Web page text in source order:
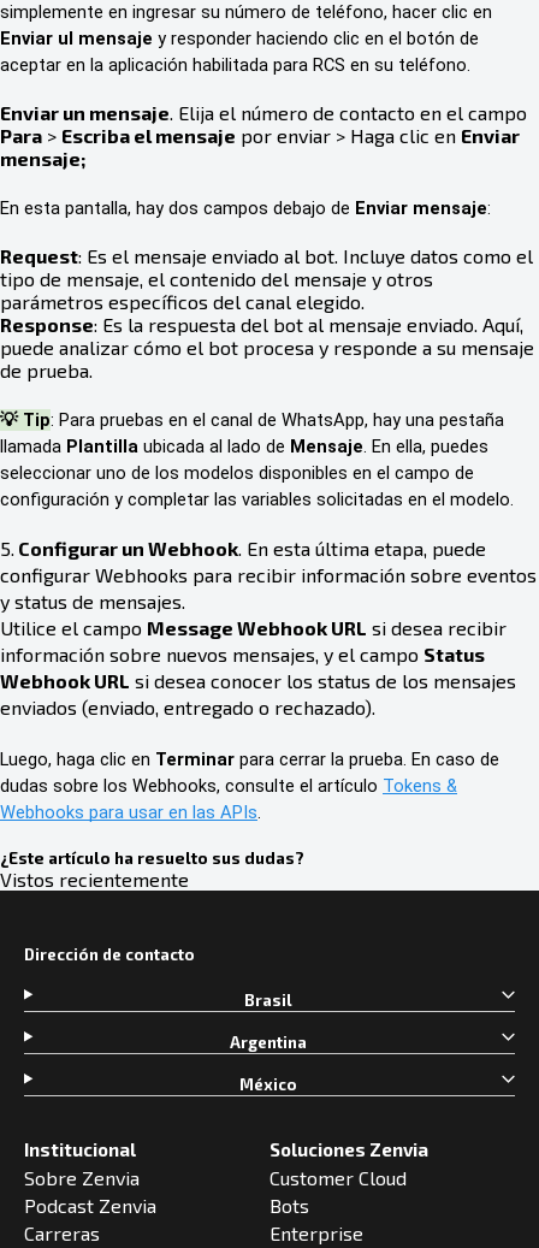
simplemente en ingresar su número de teléfono, hacer clic en
Enviar ul mensaje y responder haciendo clic en el botón de
aceptar en la aplicación habilitada para RCS en su teléfono.
Enviar un mensaje. Elija el número de contacto en el campo
Para > Escriba el mensaje por enviar > Haga clic en Enviar
mensaje;
En esta pantalla, hay dos campos debajo de Enviar mensaje:
Request: Es el mensaje enviado al bot. Incluye datos como el
tipo de mensaje, el contenido del mensaje y otros
parámetros específicos del canal elegido.
Response: Es la respuesta del bot al mensaje enviado. Aquí,
puede analizar cómo el bot procesa y responde a su mensaje
de prueba.
💡 Tip: Para pruebas en el canal de WhatsApp, hay una pestaña
llamada Plantilla ubicada al lado de Mensaje. En ella, puedes
seleccionar uno de los modelos disponibles en el campo de
configuración y completar las variables solicitadas en el modelo.
5. Configurar un Webhook. En esta última etapa, puede
configurar Webhooks para recibir información sobre eventos
y status de mensajes.
Utilice el campo Message Webhook URL si desea recibir
información sobre nuevos mensajes, y el campo Status
Webhook URL si desea conocer los status de los mensajes
enviados (enviado, entregado o rechazado).
Luego, haga clic en Terminar para cerrar la prueba. En caso de
dudas sobre los Webhooks, consulte el artículo Tokens &
Webhooks para usar en las APIs.
¿Este artículo ha resuelto sus dudas?
Vistos recientemente
Institucional
Sobre Zenvia
Podcast Zenvia
Carreras
Soluciones Zenvia
Customer Cloud
Bots
Enterprise
Dirección de contacto
Brasil
Argentina
México